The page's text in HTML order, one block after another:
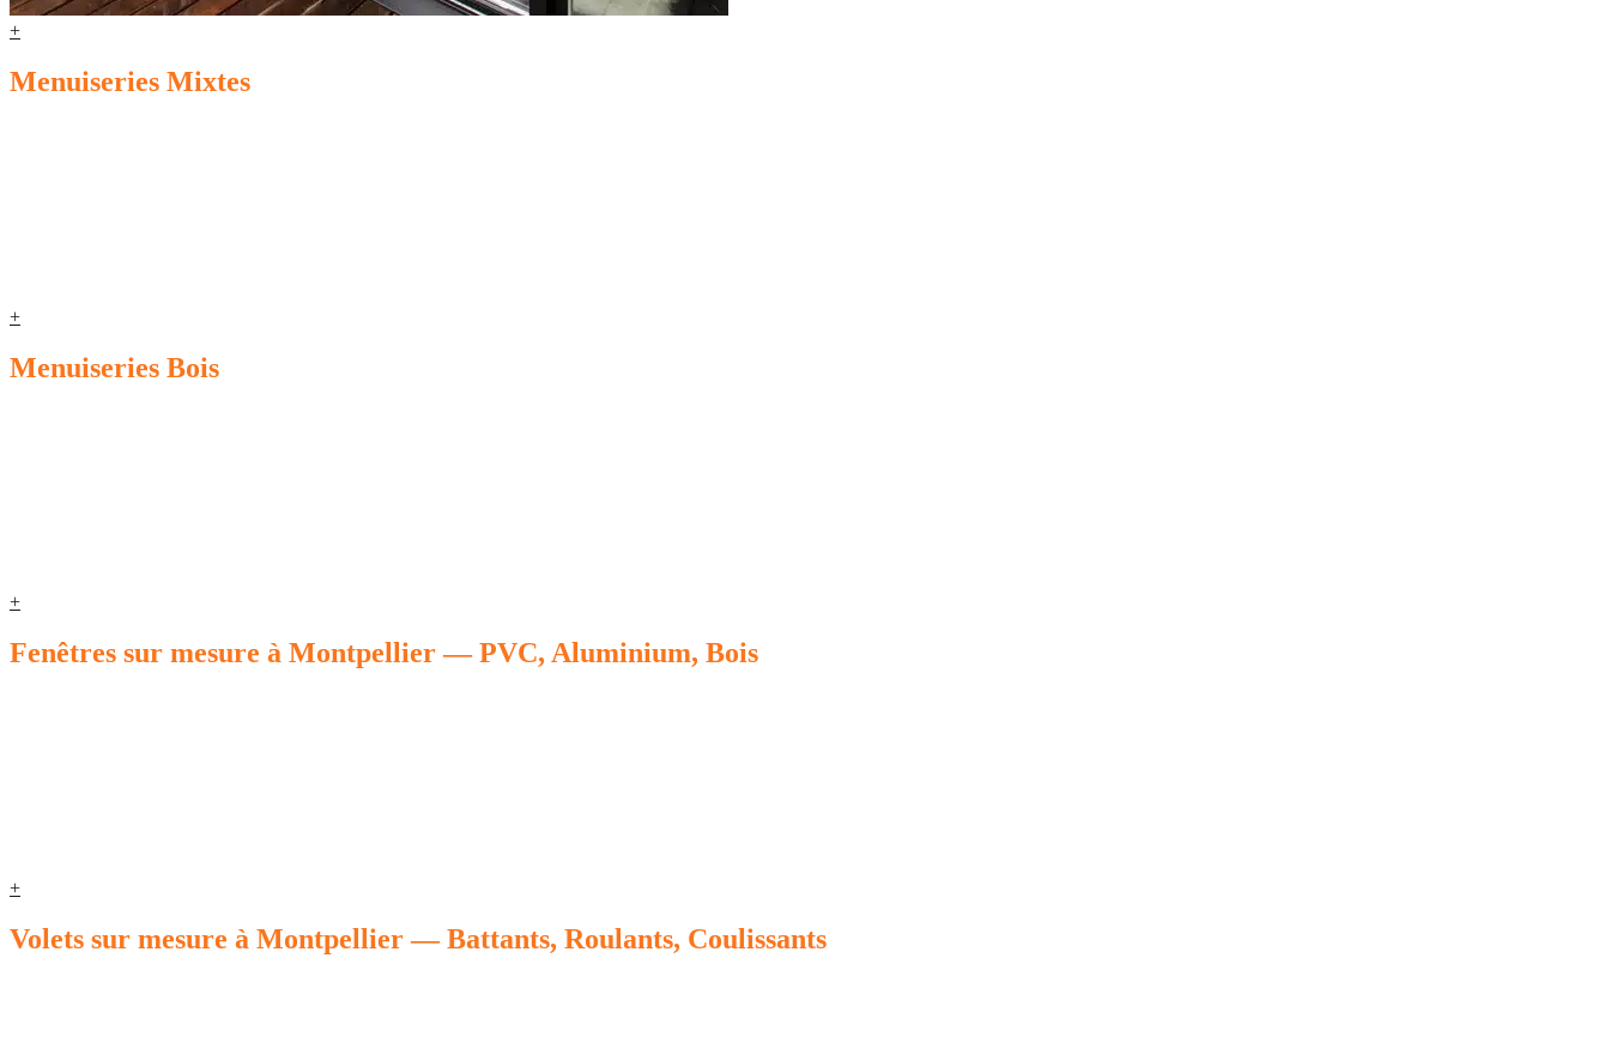
+
Menuiseries Mixtes
+
Menuiseries Bois
+
Fenêtres sur mesure à Montpellier — PVC, Aluminium, Bois
+
Volets sur mesure à Montpellier — Battants, Roulants, Coulissants